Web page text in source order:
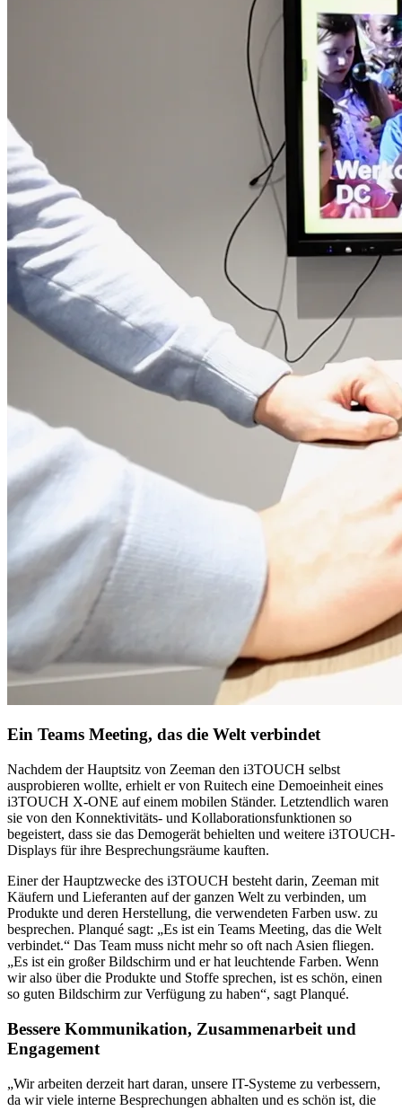
Ein Teams Meeting, das die Welt verbindet
Nachdem der Hauptsitz von Zeeman den i3TOUCH selbst
ausprobieren wollte, erhielt er von Ruitech eine Demoeinheit eines
i3TOUCH X-ONE auf einem mobilen Ständer. Letztendlich waren
sie von den Konnektivitäts- und Kollaborationsfunktionen so
begeistert, dass sie das Demogerät behielten und weitere i3TOUCH-
Displays für ihre Besprechungsräume kauften.
Einer der Hauptzwecke des i3TOUCH besteht darin, Zeeman mit
Käufern und Lieferanten auf der ganzen Welt zu verbinden, um
Produkte und deren Herstellung, die verwendeten Farben usw. zu
besprechen. Planqué sagt: „Es ist ein Teams Meeting, das die Welt
verbindet.“ Das Team muss nicht mehr so oft nach Asien fliegen.
„Es ist ein großer Bildschirm und er hat leuchtende Farben. Wenn
wir also über die Produkte und Stoffe sprechen, ist es schön, einen
so guten Bildschirm zur Verfügung zu haben“, sagt Planqué.
Bessere Kommunikation, Zusammenarbeit und
Engagement
„Wir arbeiten derzeit hart daran, unsere IT-Systeme zu verbessern,
da wir viele interne Besprechungen abhalten und es schön ist, die